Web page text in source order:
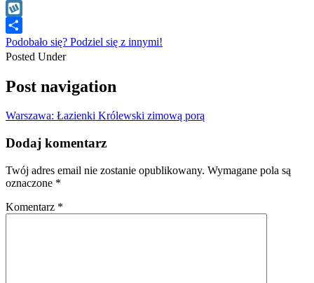
WhatsApp
Wykop
Podobało się? Podziel się z innymi!
Posted Under
Post navigation
Warszawa: Łazienki Królewski zimową porą
Dodaj komentarz
Twój adres email nie zostanie opublikowany. Wymagane pola są
oznaczone *
Komentarz *